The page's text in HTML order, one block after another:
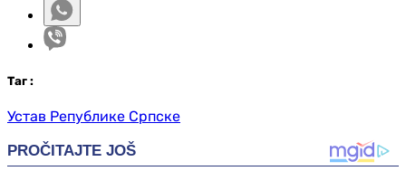
Таг :
Устав Републике Српске